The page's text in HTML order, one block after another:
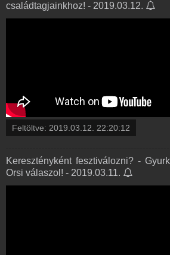
családtagjainkhoz! - 2019.03.12.
Feltöltve: 2019.03.12. 22:20:12
Keresztényként fesztiválozni? -
Orsi válaszol! - 2019.03.11.